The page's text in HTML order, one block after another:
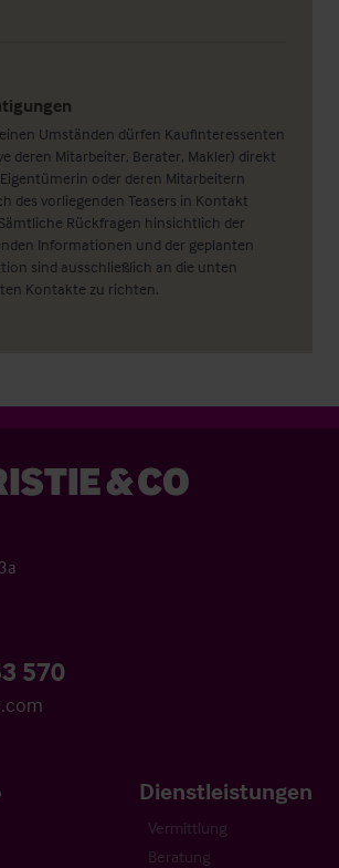
Umständen dürfen Kaufinteressenten
deren Mitarbeiter, Berater, Makler) direkt
oder deren Mitarbeitern
des vorliegenden Teasers in Kontakt
Rückfragen hinsichtlich der
Informationen und der geplanten
sind ausschließlich an die unten
Kontakte zu richten.
570
Dienstleistungen
Vermittlung
Beratung